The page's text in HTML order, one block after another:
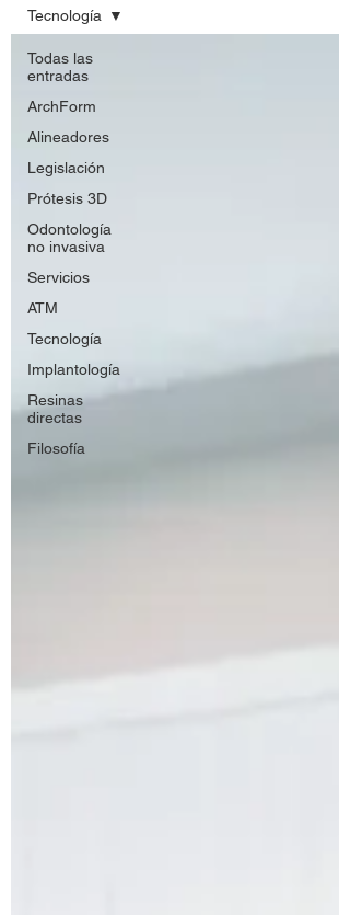
Todas las
entradas
ArchForm
Alineadores
Legislación
Prótesis 3D
Odontología
no invasiva
Servicios
ATM
Tecnología
Implantología
Resinas
directas
Filosofía
Tecnología